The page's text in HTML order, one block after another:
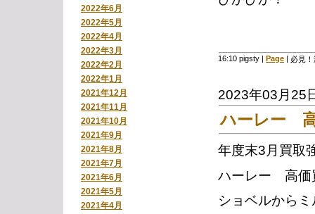
2022年6月
2022年5月
2022年4月
2022年3月
2022年2月
2022年1月
2021年12月
2021年11月
2021年10月
2021年9月
2021年8月
2021年7月
2021年6月
2021年5月
2021年4月
16:10 pigsty | Page | 必見
2023年03月25
ハーレー
年度末3月買取
ハーレー 高価
ショベルから